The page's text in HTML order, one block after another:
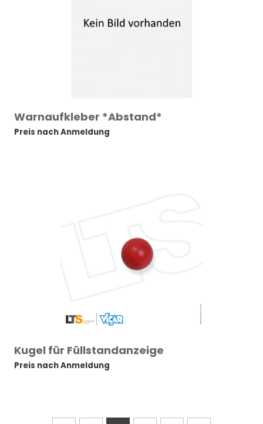
Warnaufkleber *Abstand*
Preis nach Anmeldung
Kugel für Füllstandanzeige
Preis nach Anmeldung